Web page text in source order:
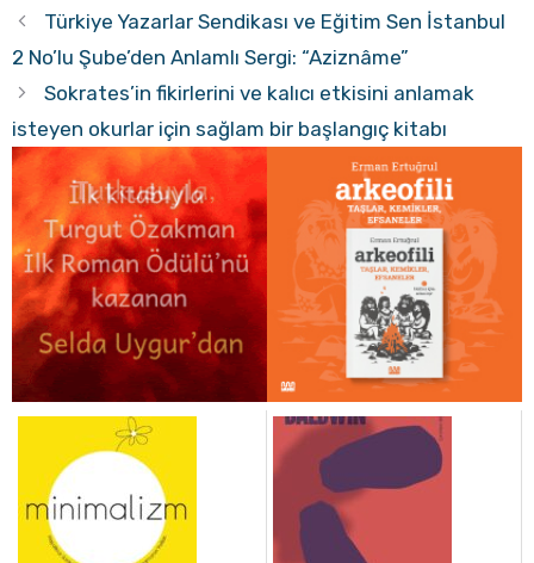
Türkiye Yazarlar Sendikası ve Eğitim Sen İstanbul
2 No’lu Şube’den Anlamlı Sergi: “Aziznâme”
Sokrates’in fikirlerini ve kalıcı etkisini anlamak
isteyen okurlar için sağlam bir başlangıç kitabı